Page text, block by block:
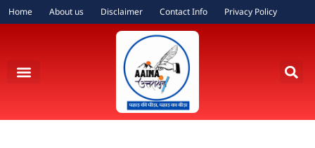
Home About us Disclaimer Contact Info Privacy Policy